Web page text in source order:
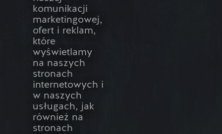
komunikacji
marketingowej,
ofert i reklam,
które
wyświetlamy
na naszych
stronach
internetowych i
w naszych
usługach, jak
również na
stronach